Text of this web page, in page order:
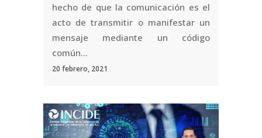
hecho de que la comunicación es el
acto de transmitir o manifestar un
mensaje mediante un código
común...
20 febrero, 2021